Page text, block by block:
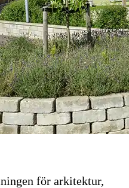
för arkitektur,